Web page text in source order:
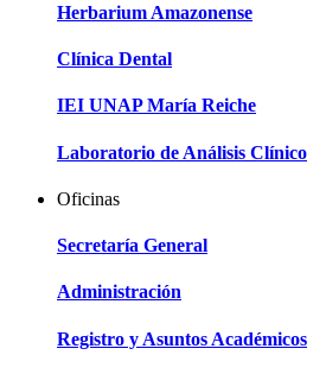
Herbarium Amazonense
Clínica Dental
IEI UNAP María Reiche
Laboratorio de Análisis Clínico
Oficinas
Secretaría General
Administración
Registro y Asuntos Académicos